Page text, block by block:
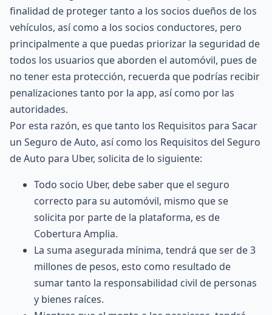
finalidad de proteger tanto a los socios dueños de los
vehículos, así como a los socios conductores, pero
principalmente a que puedas priorizar la seguridad de
todos los usuarios que aborden el automóvil, pues de
no tener esta protección, recuerda que podrías recibir
penalizaciones tanto por la app, así como por las
autoridades.
Por esta razón, es que tanto los Requisitos para Sacar
un Seguro de Auto, así como los Requisitos del Seguro
de Auto para Uber, solicita de lo siguiente:
Todo socio Uber, debe saber que el seguro
correcto para su automóvil, mismo que se
solicita por parte de la plataforma, es de
Cobertura Amplia.
La suma asegurada mínima, tendrá que ser de 3
millones de pesos, esto como resultado de
sumar tanto la responsabilidad civil de personas
y bienes raíces.